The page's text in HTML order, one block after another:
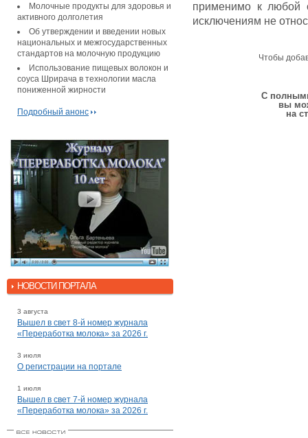
Молочные продукты для здоровья и
активного долголетия
Об утверждении и введении новых
национальных и межгосударственных
стандартов на молочную продукцию
Использование пищевых волокон и
соуса Шрирача в технологии масла
пониженной жирности
Подробный анонс
НОВОСТИ ПОРТАЛА
3 августа
Вышел в свет 8-й номер журнала
«Переработка молока» за 2026 г.
3 июля
О регистрации на портале
1 июля
Вышел в свет 7-й номер журнала
«Переработка молока» за 2026 г.
применимо к любой
исключениям не
Чтобы
С
вы
на